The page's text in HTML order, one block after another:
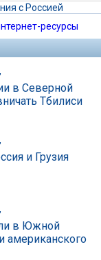
с Россией
ресурсы
в Северной
Тбилиси
и Грузия
в Южной
американского